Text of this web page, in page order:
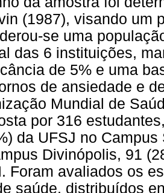
(1987), visando um
se uma
das 6 instituições,
de 5% e uma
de ansiedade e
Mundial de
por 316
da UFSJ no
Divinópolis, 91
Foram avaliados os
saúde, distribuídos